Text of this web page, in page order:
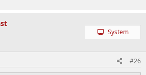
System
#26